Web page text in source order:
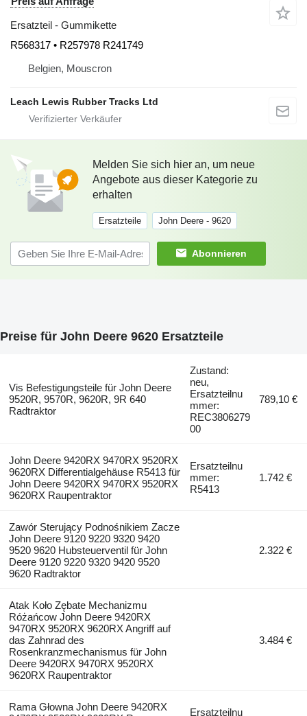
Ersatzteil - Gummikette
R568317 • R257978 R241749
Belgien, Mouscron
Leach Lewis Rubber Tracks Ltd
Melden Sie sich hier an, um neue
Angebote aus dieser Kategorie zu
erhalten
Ersatzteile John Deere - 9620
Abonnieren
Preise für John Deere 9620 Ersatzteile
Vis Befestigungsteile für John Deere
9520R, 9570R, 9620R, 9R 640
Radtraktor
Zustand:
neu,
Ersatzteilnu
mmer:
REC3806279
00
789,10 €
John Deere 9420RX 9470RX 9520RX
9620RX Differentialgehäuse R5413 für
John Deere 9420RX 9470RX 9520RX
9620RX Raupentraktor
Ersatzteilnu
mmer:
R5413
1.742 €
Zawór Sterujący Podnośnikiem Zacze
John Deere 9120 9220 9320 9420
9520 9620 Hubsteuerventil für John
Deere 9120 9220 9320 9420 9520
9620 Radtraktor
2.322 €
Atak Koło Zębate Mechanizmu
Różańcow John Deere 9420RX
9470RX 9520RX 9620RX Angriff auf
das Zahnrad des
Rosenkranzmechanismus für John
Deere 9420RX 9470RX 9520RX
9620RX Raupentraktor
3.484 €
Rama Głowna John Deere 9420RX
Ersatzteilnu